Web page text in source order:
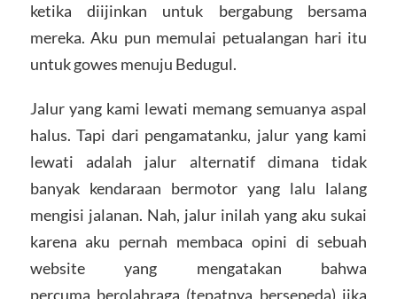
ketika diijinkan untuk bergabung bersama
mereka. Aku pun memulai petualangan hari itu
untuk gowes menuju Bedugul.
Jalur yang kami lewati memang semuanya aspal
halus. Tapi dari pengamatanku, jalur yang kami
lewati adalah jalur alternatif dimana tidak
banyak kendaraan bermotor yang lalu lalang
mengisi jalanan. Nah, jalur inilah yang aku sukai
karena aku pernah membaca opini di sebuah
website yang mengatakan bahwa
percuma berolahraga (tepatnya bersepeda) jika